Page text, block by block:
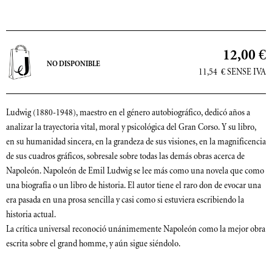
12,00 €
11,54 € SENSE IVA
NO DISPONIBLE
Ludwig (1880-1948), maestro en el género autobiográfico, dedicó años a
analizar la trayectoria vital, moral y psicológica del Gran Corso. Y su libro,
en su humanidad sincera, en la grandeza de sus visiones, en la magnificencia
de sus cuadros gráficos, sobresale sobre todas las demás obras acerca de
Napoleón. Napoleón de Emil Ludwig se lee más como una novela que como
una biografía o un libro de historia. El autor tiene el raro don de evocar una
era pasada en una prosa sencilla y casi como si estuviera escribiendo la
historia actual.
La crítica universal reconoció unánimemente Napoleón como la mejor obra
escrita sobre el grand homme, y aún sigue siéndolo.